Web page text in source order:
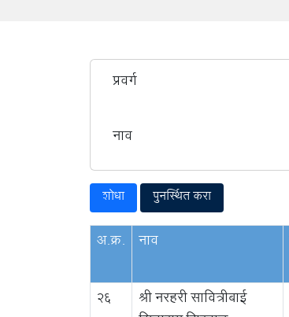
प्रवर्ग
नाव
पुनर्स्थित करा
अ.क्र. नाव
26
श्री नरहरी सावित्रीबाई